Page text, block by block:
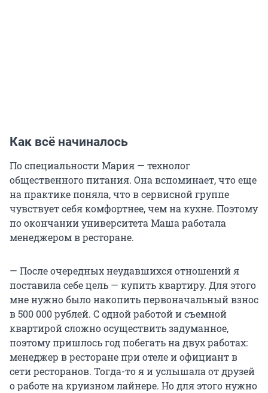
Как всё начиналось
По специальности Мария — технолог
общественного питания. Она вспоминает, что еще
на практике поняла, что в сервисной группе
чувствует себя комфортнее, чем на кухне. Поэтому
по окончании университета Маша работала
менеджером в ресторане.
— После очередных неудавшихся отношений я
поставила себе цель — купить квартиру. Для этого
мне нужно было накопить первоначальный взнос
в 500 000 рублей. С одной работой и съемной
квартирой сложно осуществить задуманное,
поэтому пришлось год побегать на двух работах:
менеджер в ресторане при отеле и официант в
сети ресторанов. Тогда-то я и услышала от друзей
о работе на круизном лайнере. Но для этого нужно